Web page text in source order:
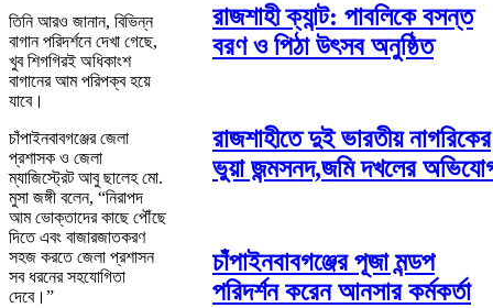
তিনি আরও জানান, বিভিন্ন
বাগান পরিদর্শনে দেখা গেছে,
খুব শিগগিরই অধিকাংশ
বাগানের আম পরিপক্ব হয়ে
যাবে।
চাঁপাইনবাবগঞ্জের জেলা
প্রশাসক ও জেলা
ম্যাজিস্ট্রেট আবু ছালেহ মো.
মুসা জঙ্গী বলেন, “নিরাপদ
আম ভোক্তাদের কাছে পৌঁছে
দিতে এবং বাজারজাতকরণ
সহজ করতে জেলা প্রশাসন
সব ধরনের সহযোগিতা
দেবে।”
রাজশাহী ক্যান্ট: পাবলিকে বসন্ত
বরণ ও পিঠা উৎসব অনুষ্ঠিত
রাজশাহীতে দুই ভারতীয় নাগরিকের
ভুয়া জন্মসনদ,জমি দখলের
চাঁপাইনবাবগঞ্জের পূজা মন্ডপ
পরিদর্শন করেন আনসার কর্মকর্তা